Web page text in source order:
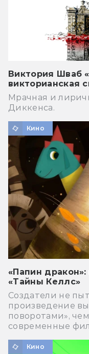
Виктория Шваб
викторианская
Мрачная и
Диккенса.
Кино
«Папин
«Тайны Келлс»
Создатели не
произведение
поворотами»,
современные
Кино